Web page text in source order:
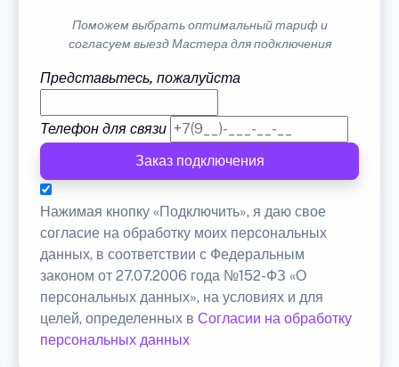
Поможем выбрать оптимальный тариф и
согласуем выезд Мастера для подключения
Представьтесь, пожалуйста
Телефон для связи
Заказ подключения
Нажимая кнопку «Подключить», я даю свое
согласие на обработку моих персональных
данных, в соответствии с Федеральным
законом от 27.07.2006 года №152-ФЗ «О
персональных данных», на условиях и для
целей, определенных в Согласии на обработку
персональных данных